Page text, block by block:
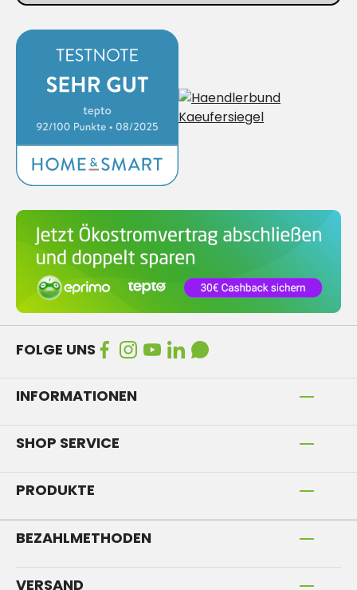
FOLGE UNS
INFORMATIONEN
SHOP SERVICE
PRODUKTE
BEZAHLMETHODEN
VERSAND